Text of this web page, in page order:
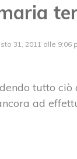
31, 2011 alle 9:06
tutto ciò
ad